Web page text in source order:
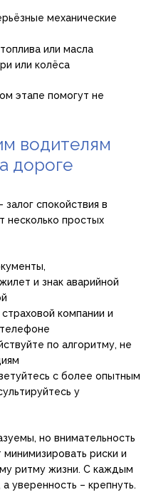
механические
или масла
или колёса
этапе помогут не
водителям
дороге
спокойствия в
несколько простых
и знак аварийной
компании и
по алгоритму, не
с более опытным
у
но внимательность
риски и
ритму жизни. С каждым
уверенность – крепнуть.